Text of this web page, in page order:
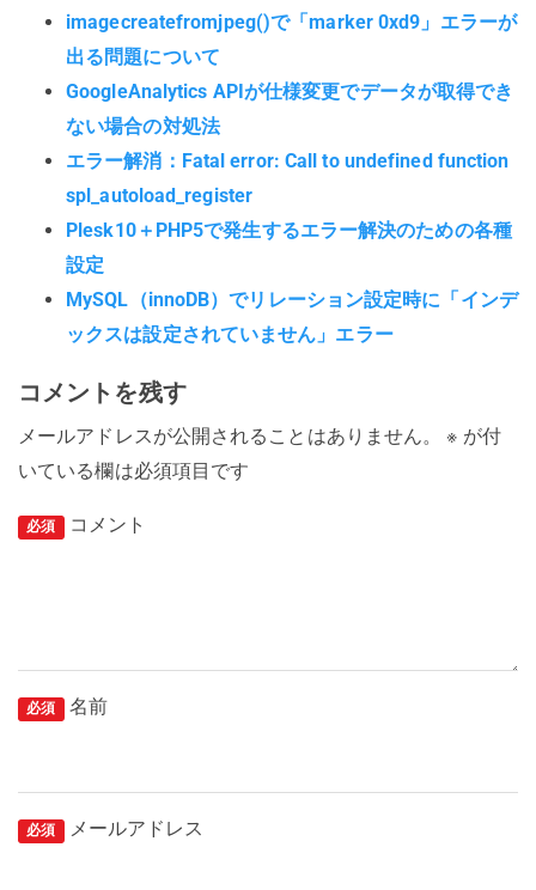
imagecreatefromjpeg()で「marker 0xd9」エラーが
出る問題について
GoogleAnalytics APIが仕様変更でデータが取得でき
ない場合の対処法
エラー解消：Fatal error: Call to undefined function
spl_autoload_register
Plesk10＋PHP5で発生するエラー解決のための各種
設定
MySQL（innoDB）でリレーション設定時に「インデ
ックスは設定されていません」エラー
コメントを残す
メールアドレスが公開されることはありません。 ※ が付
いている欄は必須項目です
必須 コメント
必須 名前
必須 メールアドレス